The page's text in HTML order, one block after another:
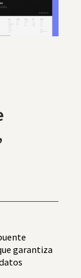
garantiza